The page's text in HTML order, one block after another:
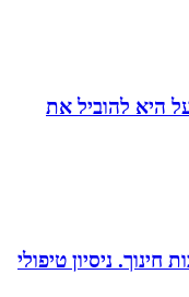
היא להוביל את
ניסיון טיפולי